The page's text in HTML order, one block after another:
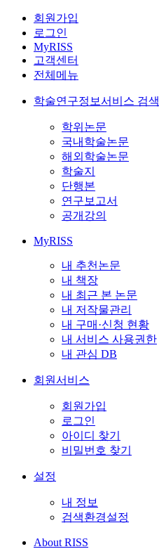
회원가입
로그인
MyRISS
고객센터
전체메뉴
학술연구정보서비스 검색
학위논문
국내학술논문
해외학술논문
학술지
단행본
연구보고서
공개강의
MyRISS
내 추천논문
내 책장
내 최근 본 논문
내 저작물관리
내 구매·신청 현황
내 서비스 사용권한
내 관심 DB
회원서비스
회원가입
로그인
아이디 찾기
비밀번호 찾기
설정
내 정보
검색환경설정
About RISS